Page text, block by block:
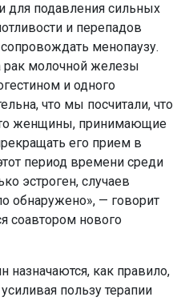
для подавления сильных
и перепадов
менопаузу.
рак молочной железы
и одного
что мы посчитали, что
женщины, принимающие
его прием в
период времени среди
эстроген, случаев
обнаружено», — говорит
соавтором нового
назначаются, как правило,
пользу терапии